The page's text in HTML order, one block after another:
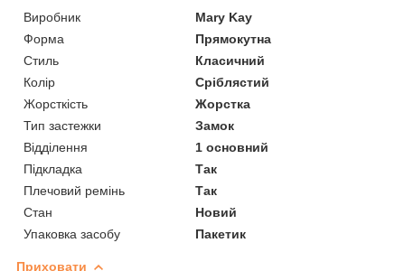
Виробник
Mary Kay
Форма
Прямокутна
Стиль
Класичний
Колір
Сріблястий
Жорсткість
Жорстка
Тип застежки
Замок
Відділення
1 основний
Підкладка
Так
Плечовий ремінь
Так
Стан
Новий
Упаковка засобу
Пакетик
Приховати